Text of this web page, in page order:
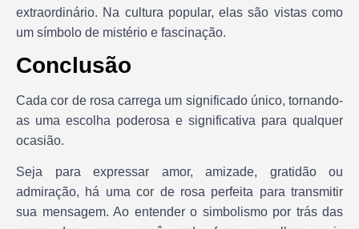
extraordinário. Na cultura popular, elas são vistas como
um símbolo de mistério e fascinação.
Conclusão
Cada cor de rosa carrega um significado único, tornando-
as uma escolha poderosa e significativa para qualquer
ocasião.
Seja para expressar amor, amizade, gratidão ou
admiração, há uma cor de rosa perfeita para transmitir
sua mensagem. Ao entender o simbolismo por trás das